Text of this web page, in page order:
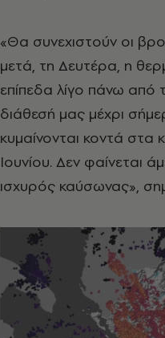
«Θα συνεχιστούν οι
μετά, τη Δευτέρα, η
επίπεδα λίγο πάνω από
διάθεσή μας μέχρι
κυμαίνονται κοντά στα
Ιουνίου. Δεν φαίνεται
ισχυρός καύσωνας»,